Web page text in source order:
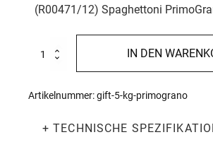
(R00471/12) Spaghettoni
IN DEN
Artikelnummer:gift-5-kg-primograno
+ TECHNISCHE